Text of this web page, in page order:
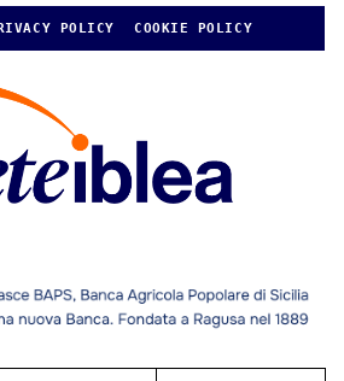
POLICY COOKIE POLICY